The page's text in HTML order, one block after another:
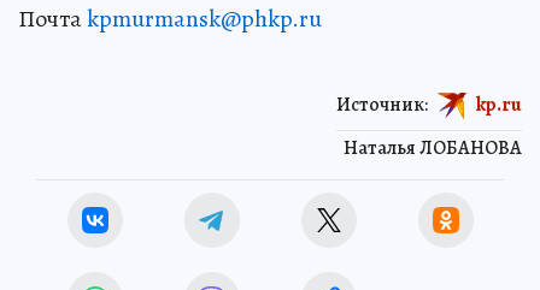
Почтаkpmurmansk@phkp.ru
Наталья ЛОБАНОВА
Источник: kp.ru